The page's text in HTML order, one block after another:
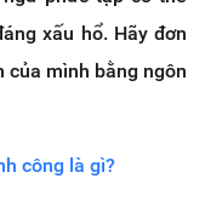
xấu hổ. Hãy đơn
của mình bằng ngôn
công là gì?